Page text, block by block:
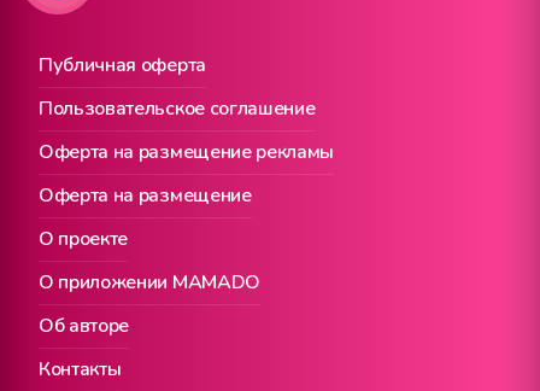
Публичная оферта
О проекте
Пользовательское соглашение
О приложении MAMADO
Оферта на размещение рекламы
Об авторе
Оферта на размещение
Контакты